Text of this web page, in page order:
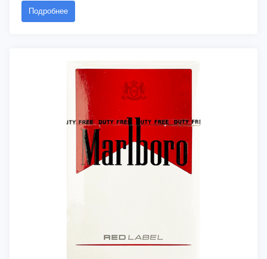
Подробнее